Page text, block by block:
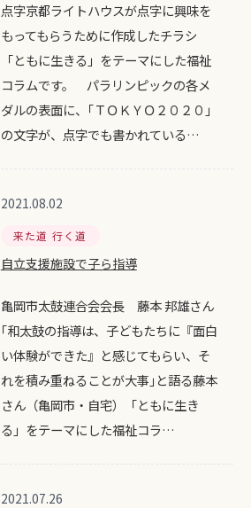
点字京都ライトハウスが点字に興味を
もってもらうために作成したチラシ
「ともに生きる」をテーマにした福祉
コラムです。 パラリンピックの各メ
ダルの表面に、｢ＴＯＫＹＯ２０２０｣
の文字が、点字でも書かれている…
2021.08.02
来た道 行く道
自立支援施設で子ら指導
亀岡市太鼓連合会会長 藤本 邦雄さん
｢和太鼓の指導は、子どもたちに『面白
い体験ができた』と感じてもらい、そ
れを積み重ねることが大事｣と語る藤本
さん（亀岡市・自宅）「ともに生き
る」をテーマにした福祉コラ…
2021.07.26